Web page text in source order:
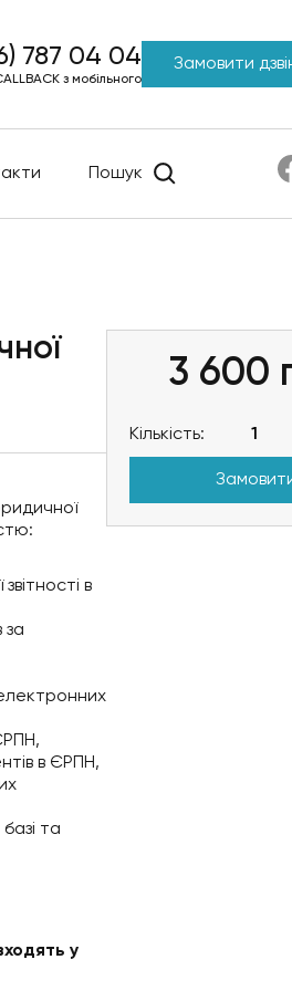
787 04 04
з мобільного
Замовити
Пошук
в
за
в ЄРПН,
та
у
3 600
Кількість: